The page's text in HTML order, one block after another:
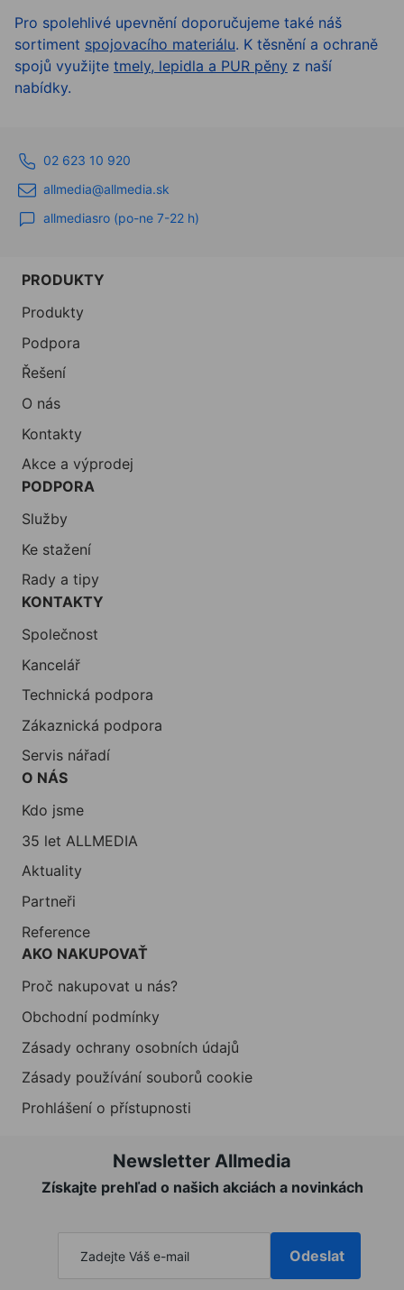
Pro spolehlivé upevnění doporučujeme také náš
sortiment spojovacího materiálu. K těsnění a ochraně
spojů využijte tmely, lepidla a PUR pěny z naší
nabídky.
02 623 10 920
allmedia@allmedia.sk
allmediasro (po-ne 7-22 h)
PRODUKTY
Produkty
Podpora
Řešení
O nás
Kontakty
Akce a výprodej
PODPORA
Služby
Ke stažení
Rady a tipy
KONTAKTY
Společnost
Kancelář
Technická podpora
Zákaznická podpora
Servis nářadí
O NÁS
Kdo jsme
35 let ALLMEDIA
Aktuality
Partneři
Reference
AKO NAKUPOVAŤ
Proč nakupovat u nás?
Obchodní podmínky
Zásady ochrany osobních údajů
Zásady používání souborů cookie
Prohlášení o přístupnosti
Newsletter Allmedia
Získajte prehľad o našich akciách a novinkách
Odeslat